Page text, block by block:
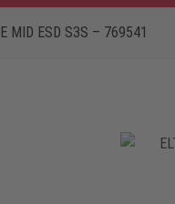
MID ESD S3S – 769541